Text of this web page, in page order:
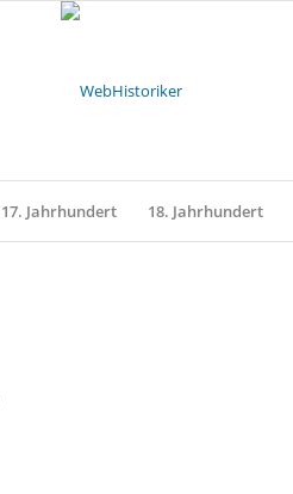
17. Jahrhundert 18. Jahrhundert